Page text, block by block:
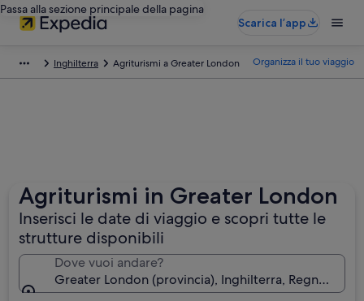
Passa alla sezione principale della pagina
Scarica l’app
Inghilterra Agriturismi a Greater London Organizza il tuo viaggio
Agriturismi in Greater London
Inserisci le date di viaggio e scopri tutte le
strutture disponibili
Dove vuoi andare?
Greater London (provincia), Inghilterra, Regno Unito